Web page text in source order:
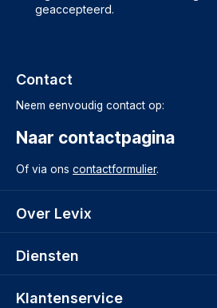
geaccepteerd.
Contact
Neem eenvoudig contact op:
Naar contactpagina
Of via ons contactformulier.
Over Levix
Diensten
Klantenservice